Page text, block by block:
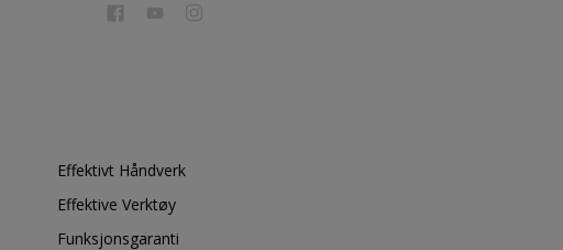
Effektivt Håndverk
Effektive Verktøy
Funksjonsgaranti